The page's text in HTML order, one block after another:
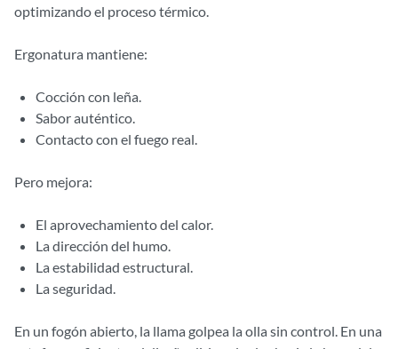
optimizando el proceso térmico.
Ergonatura mantiene:
Cocción con leña.
Sabor auténtico.
Contacto con el fuego real.
Pero mejora:
El aprovechamiento del calor.
La dirección del humo.
La estabilidad estructural.
La seguridad.
En un fogón abierto, la llama golpea la olla sin control. En una